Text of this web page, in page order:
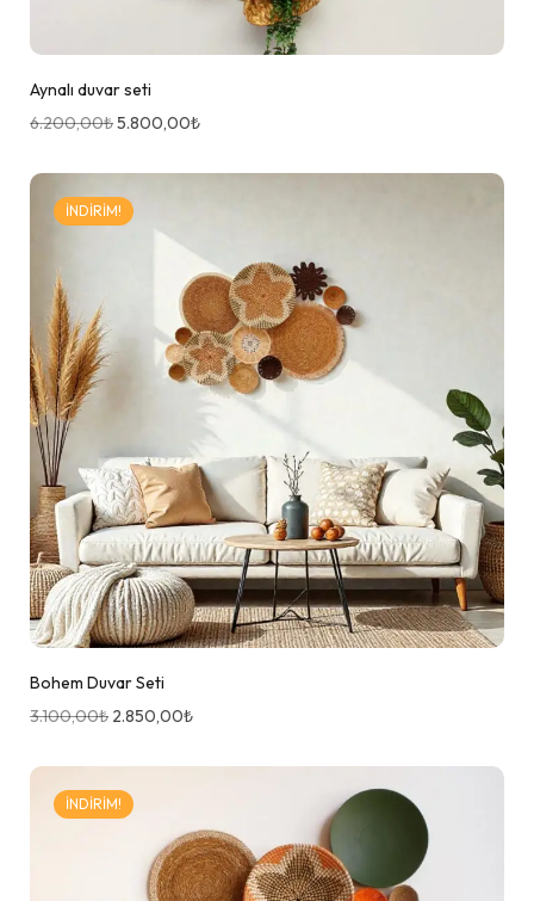
Aynalı duvar seti
6.200,00₺5.800,00₺
İNDIRIM!
Bohem Duvar Seti
3.100,00₺ 2.850,00₺
İNDIRIM!